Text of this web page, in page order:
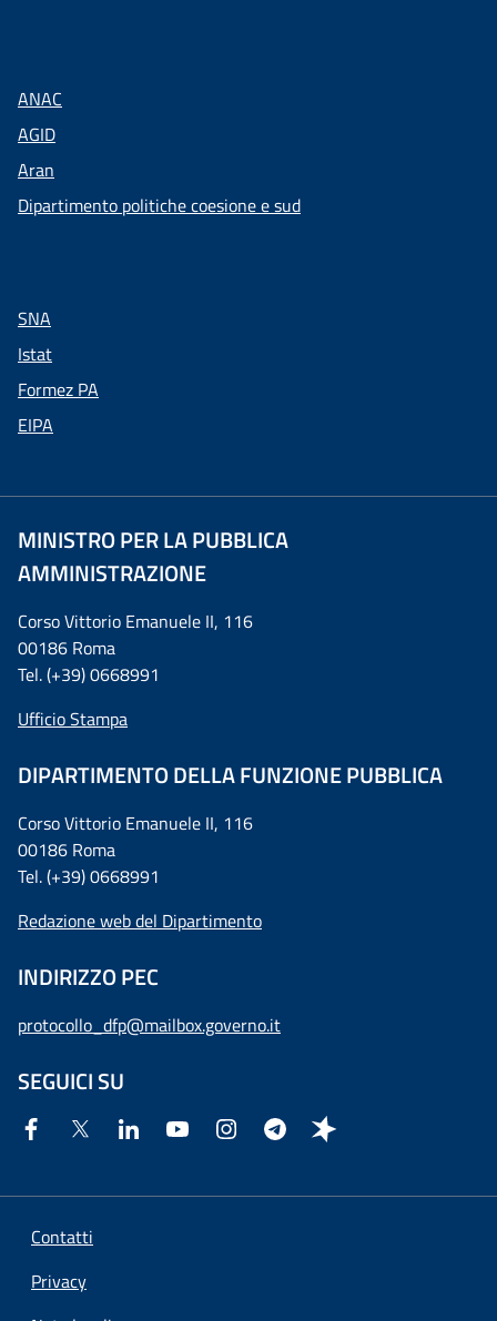
ANAC
AGID
Aran
Dipartimento politiche coesione e sud
SNA
Istat
Formez PA
EIPA
MINISTRO PER LA PUBBLICA
AMMINISTRAZIONE
Corso Vittorio Emanuele II, 116
00186 Roma
Tel. (+39) 0668991
Ufficio Stampa
DIPARTIMENTO DELLA FUNZIONE PUBBLICA
Corso Vittorio Emanuele II, 116
00186 Roma
Tel. (+39) 0668991
Redazione web del Dipartimento
INDIRIZZO PEC
protocollo_dfp@mailbox.governo.it
SEGUICI SU
Contatti
Privacy